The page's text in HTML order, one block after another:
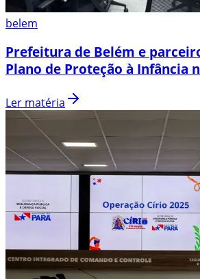
belem
Prefeitura de Belém e
Plano de Proteção à Infância
Ler matéria